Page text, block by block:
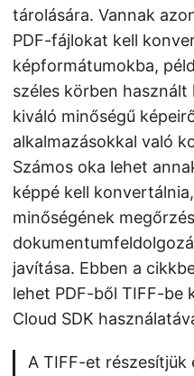
tárolására. Vannak
PDF-fájlokat kell
képformátumokba,
széles körben
kiváló minőségű
alkalmazásokkal való
Számos oka lehet
képpé kell
minőségének
javítása. Ebben a
lehet PDF-ből TIFF-be
Cloud SDK
A TIFF-et részesítjük